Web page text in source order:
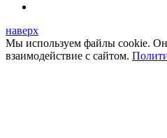
наверх
Мы используем файлы cookie.
взаимодействие с сайтом.